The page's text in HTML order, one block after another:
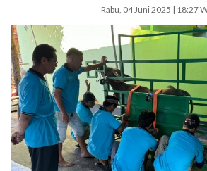
Rabu, 04 Juni 2025 | 18:27